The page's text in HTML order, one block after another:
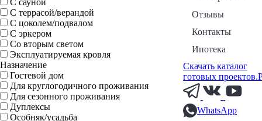
Отзывы
Контакты
Ипотека
Скачать каталог
готовых
WhatsApp
С сауной
С террасой/верандой
С цоколем/подвалом
С эркером
Со вторым светом
Эксплуатируемая кровля
Назначение
Гостевой дом
Для круглогодичного проживания
Для сезонного проживания
Дуплексы
Особняк/усадьба